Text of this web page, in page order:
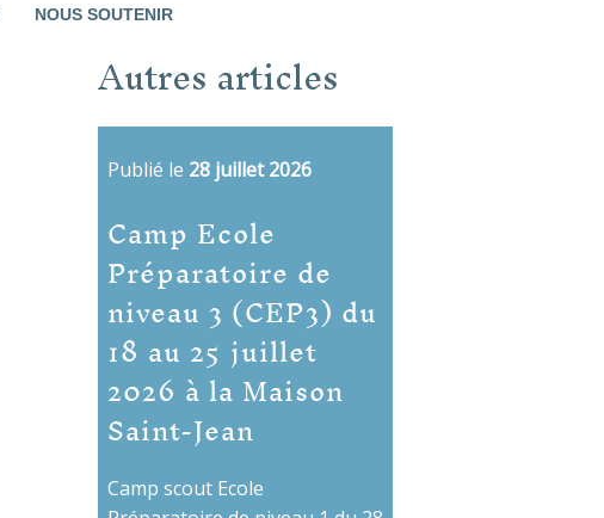
NOUS SOUTENIR
Autres articles
Publié le 28 juillet 2026
Camp Ecole
Préparatoire de
niveau 3 (CEP3) du
18 au 25 juillet
2026 à la Maison
Saint-Jean
Camp scout Ecole